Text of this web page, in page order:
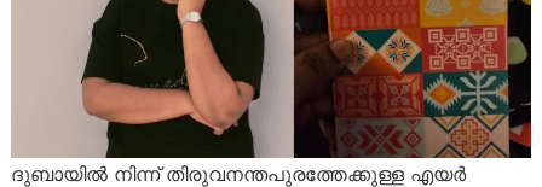
ദുബായിൽ നിന്ന് തിരുവനന്തപുരത്തേക്കുള്ള എയർ